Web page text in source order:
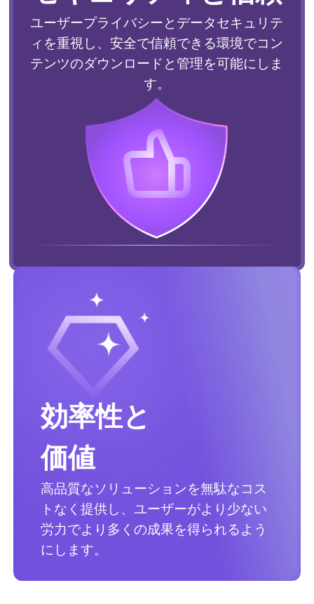
ユーザープライバシーとデータセキュリテ
ィを重視し、安全で信頼できる環境でコン
テンツのダウンロードと管理を可能にしま
す。
効率性と
価値
高品質なソリューションを無駄なコス
トなく提供し、ユーザーがより少ない
労力でより多くの成果を得られるよう
にします。